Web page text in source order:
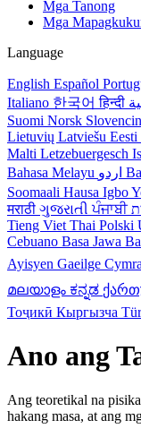
Mga Tanong
Mga
Language
English Español
Italiano 한국어हिन्दी
Suomi Norsk
Lietuvių Latviešu Eesti
Malti Letzebuergesch
Bahasa Melayu
Soomaali Hausa Igbo
मराठी ગુજરાતીਪੰਜਾਬੀ
Tieng Viet Thai Polski
Cebuano Basa Jawa
Ayisyen Gaeilge
മലയാളം ಕನ್ನಡ
Тоҷикӣ Кыргызча
Ano ang
Ang teoretikal na
hakang masa, at ang